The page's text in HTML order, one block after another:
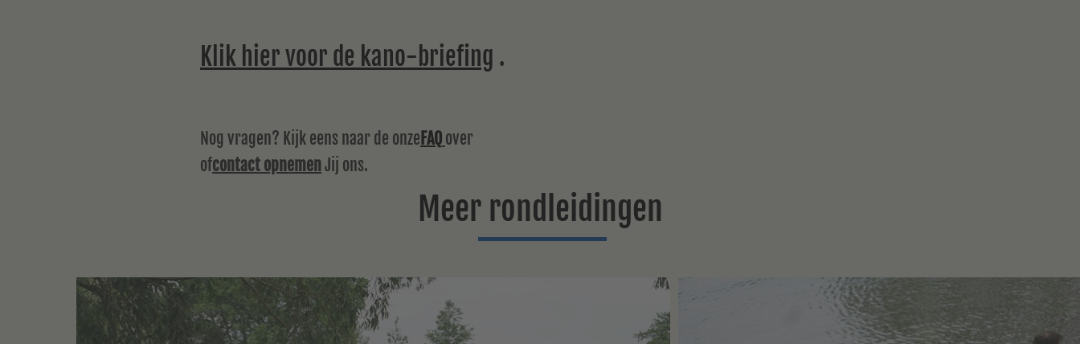
Klik hier voor de kano-briefing .
Nog vragen? Kijk eens naar de onze FAQ over
ofcontact opnemenJij ons.
Meer rondleidingen